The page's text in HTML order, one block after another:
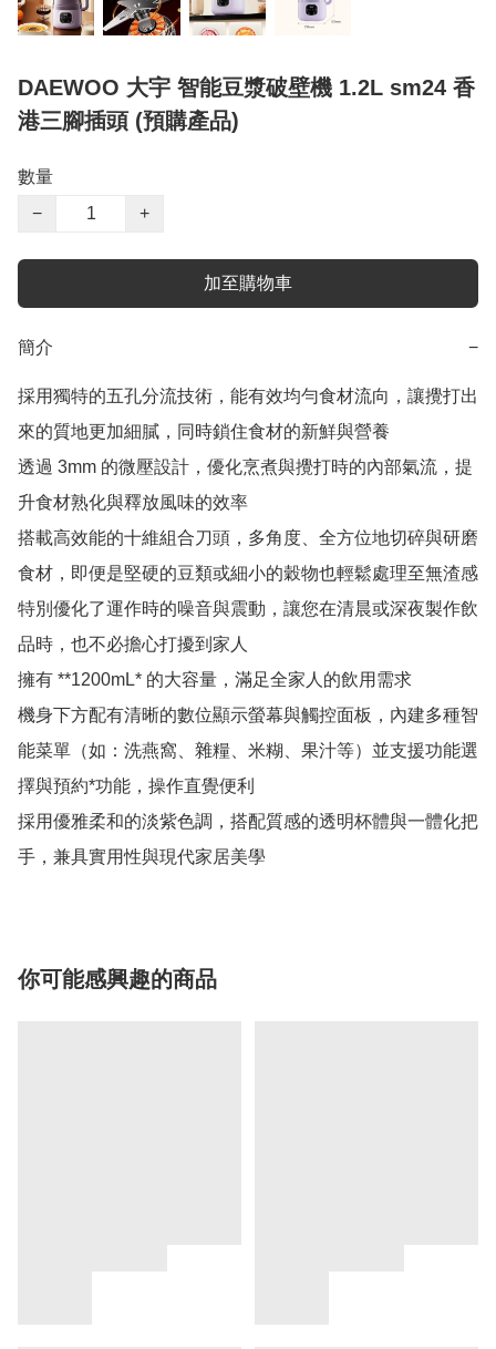
DAEWOO 大宇 智能豆漿破壁機 1.2L sm24 香
港三腳插頭 (預購產品)
數量
−
+
加至購物車
簡介 −
採用獨特的五孔分流技術，能有效均勻食材流向，讓攪打出
來的質地更加細膩，同時鎖住食材的新鮮與營養
透過 3mm 的微壓設計，優化烹煮與攪打時的內部氣流，提
升食材熟化與釋放風味的效率
搭載高效能的十維組合刀頭，多角度、全方位地切碎與研磨
食材，即便是堅硬的豆類或細小的穀物也輕鬆處理至無渣感
特別優化了運作時的噪音與震動，讓您在清晨或深夜製作飲
品時，也不必擔心打擾到家人
擁有 **1200mL* 的大容量，滿足全家人的飲用需求
機身下方配有清晰的數位顯示螢幕與觸控面板，內建多種智
能菜單（如：洗燕窩、雜糧、米糊、果汁等）並支援功能選
擇與預約*功能，操作直覺便利
採用優雅柔和的淡紫色調，搭配質感的透明杯體與一體化把
手，兼具實用性與現代家居美學
你可能感興趣的商品